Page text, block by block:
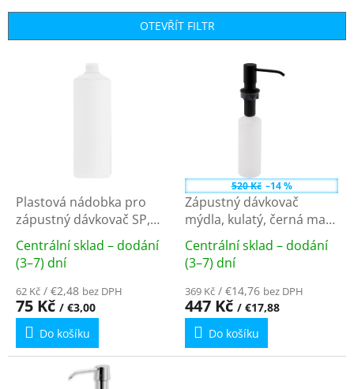
n
í
OTEVŘÍT FILTR
u
ů
Plastová nádobka pro
zápustný dávkovač SP,
350ml SP350
Průměrné
hodnocení
produktu
je
4,7
z
5
hvězdiček.
Centrální sklad – dodání
(3–7) dní
62 Kč / €2,48 bez DPH
75 Kč / €3,00
Do košíku
520 Kč –14 %
Zápustný dávkovač
mýdla, kulatý, černá mat
SP023B
Průměrné
hodnocení
produktu
je
3,8
z
5
Centrální sklad – dodání
(3–7) dní
369 Kč / €14,76 bez DPH
447 Kč / €17,88
Do košíku